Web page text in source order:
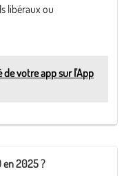
libéraux ou
de votre app sur l'App
en 2025 ?